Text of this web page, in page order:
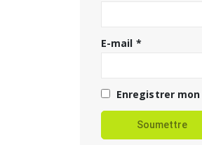
E-mail *
Enregistrer